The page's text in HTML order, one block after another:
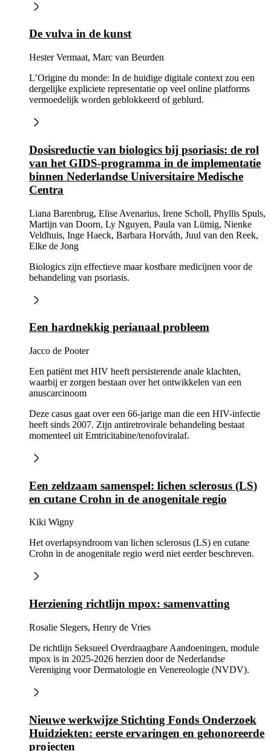
De vulva in de kunst
Hester Vermaat, Marc van Beurden
L’Origine du monde: In de huidige digitale context zou een
dergelijke expliciete representatie op veel online platforms
vermoedelijk worden geblokkeerd of geblurd.
Dosisreductie van biologics bij psoriasis: de rol
van het GIDS-programma in de implementatie
binnen Nederlandse Universitaire Medische
Centra
Liana Barenbrug, Elise Avenarius, Irene Scholl, Phyllis Spuls,
Martijn van Doorn, Ly Nguyen, Paula van Lümig, Nienke
Veldhuis, Inge Haeck, Barbara Horváth, Juul van den Reek,
Elke de Jong
Biologics zijn effectieve maar kostbare medicijnen voor de
behandeling van psoriasis.
Een hardnekkig perianaal probleem
Jacco de Pooter
Een patiënt met HIV heeft persisterende anale klachten,
waarbij er zorgen bestaan over het ontwikkelen van een
anuscarcinoom
Deze casus gaat over een 66-jarige man die een HIV-infectie
heeft sinds 2007. Zijn antiretrovirale behandeling bestaat
momenteel uit Emtricitabine/tenofoviralaf.
Een zeldzaam samenspel: lichen sclerosus (LS)
en cutane Crohn in de anogenitale regio
Kiki Wigny
Het overlapsyndroom van lichen sclerosus (LS) en cutane
Crohn in de anogenitale regio werd niet eerder beschreven.
Herziening richtlijn mpox: samenvatting
Rosalie Slegers, Henry de Vries
De richtlijn Seksueel Overdraagbare Aandoeningen, module
mpox is in 2025-2026 herzien door de Nederlandse
Vereniging voor Dermatologie en Venereologie (NVDV).
Nieuwe werkwijze Stichting Fonds Onderzoek
Huidziekten: eerste ervaringen en gehonoreerde
projecten